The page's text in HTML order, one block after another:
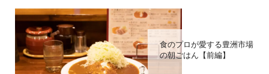
食のプロが愛する豊洲市場
の朝ごはん【前編】